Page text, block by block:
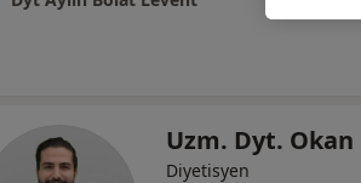
Uzm. Dyt. Okan
Diyetisyen